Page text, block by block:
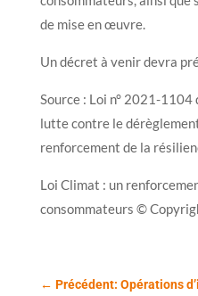
de mise en œuvre.
Un décret à venir devra
Source : Loi n° 2021-
lutte contre le
renforcement de la
Loi Climat : un
consommateurs ©
← Précédent: Opérations